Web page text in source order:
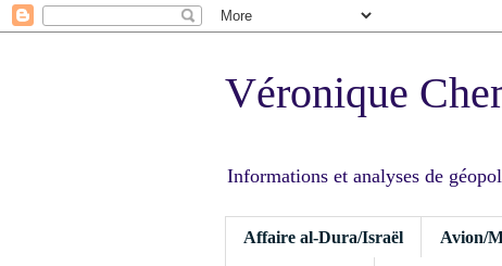
Véronique
Informations et analyses de
Affaire al-Dura/Israël Avion/